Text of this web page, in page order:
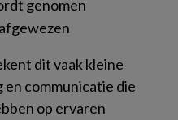
genomen
dit vaak kleine
en communicatie die
op ervaren